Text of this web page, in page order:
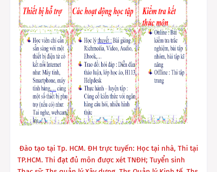
Đào tạo tại Tp. HCM. ĐH trực tuyến: Học tại nhà, Thi tại
TP.HCM. Thi đạt đủ môn được xét TNĐH; Tuyển sinh